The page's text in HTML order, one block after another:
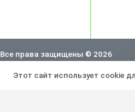
Все права защищены © 2026
Этот сайт использует cookie